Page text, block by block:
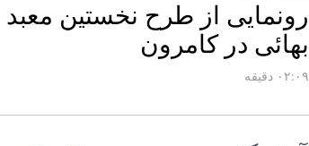
رونمایی از طرح نخستین
بهائی در کامرون
۰۲:۰۹ دقیقه